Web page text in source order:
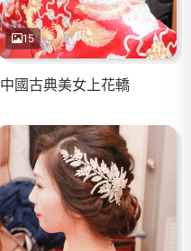
15
中國古典美女上花轎